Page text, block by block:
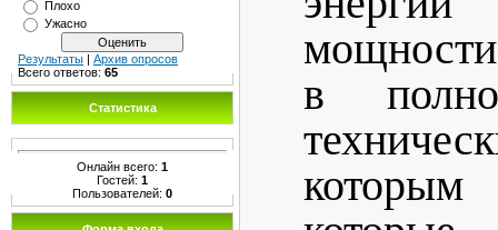
Плохо
Ужасно
Результаты | Архив опросов
Всего ответов: 65
Статистика
Онлайн всего: 1
Гостей: 1
Пользователей: 0
в